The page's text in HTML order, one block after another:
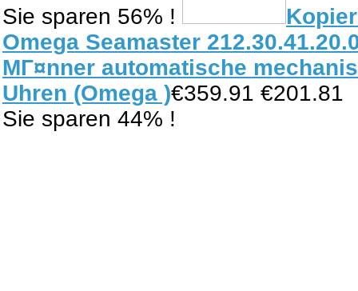
Sie sparen 56% !
Omega Seamaster
MГ¤nner automatische
Uhren (Omega )€359.91 €201.81
Sie sparen 44% !